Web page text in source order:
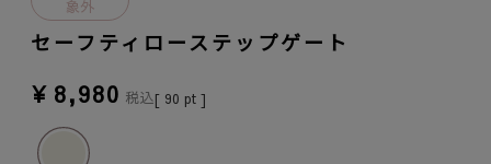
象外
セーフティローステップゲート
¥ 8,980 税込[ 90 pt ]